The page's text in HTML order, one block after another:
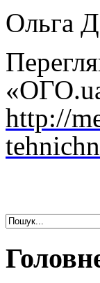
Ольга
«ОГО.
http://